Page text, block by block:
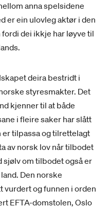
anna spelsidene
er ein ulovleg aktør i den
dei ikkje har løyve til
deira bestridt i
styresmakter. Det
kjenner til at både
i fleire saker har slått
tilpassa og tilrettelagt
av norsk lov når tilbodet
sjølv om tilbodet også er
Den norske
og funnen i orden
EFTA-domstolen, Oslo